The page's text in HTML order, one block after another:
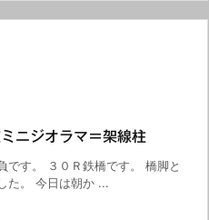
ニジオラマ＝架線柱
です。 ３０Ｒ鉄橋です。 橋脚と
た。 今日は朝か ...